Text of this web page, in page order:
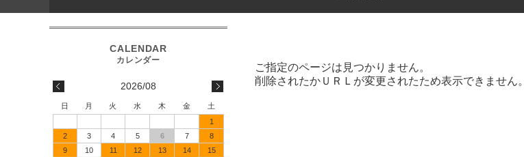
ご指定のページは見つかりません。
削除されたかＵＲＬが変更されたため表示できません。
2026/08
日 月 火 水 木 金
土
1
2
3 4 5 6 7
8
9
10 11 12 13 14
15